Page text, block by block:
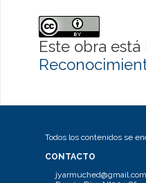
Este obra
Todos los contenidos se
CONTACTO
jyarmuched@gmail.com